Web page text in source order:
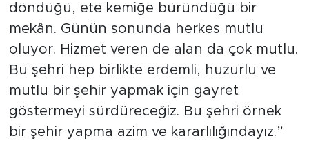
döndüğü, ete kemiğe büründüğü bir
mekân. Günün sonunda herkes mutlu
oluyor. Hizmet veren de alan da çok mutlu.
Bu şehri hep birlikte erdemli, huzurlu ve
mutlu bir şehir yapmak için gayret
göstermeyi sürdüreceğiz. Bu şehri örnek
bir şehir yapma azim ve kararlılığındayız.”